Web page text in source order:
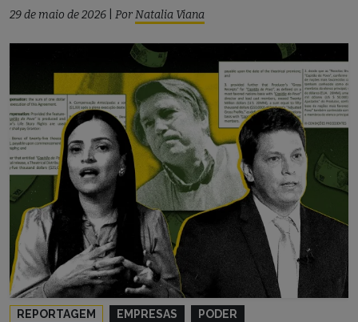
29 de maio de 2026 PorNatalia Viana
REPORTAGEM EMPRESAS PODER